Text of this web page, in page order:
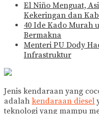
El Niño Menguat,
Kekeringan dan
40 Ide Kado Murah
Bermakna
Menteri PU Dody
Infrastruktur
Jenis kendaraan yang
adalah kendaraan diesel
teknologi yang mampu